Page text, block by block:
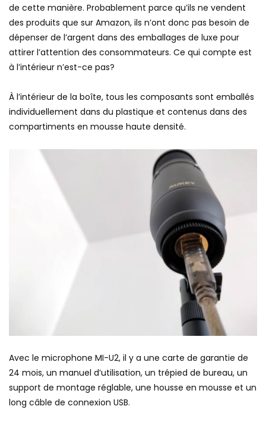
de cette manière. Probablement parce qu’ils ne vendent
des produits que sur Amazon, ils n’ont donc pas besoin de
dépenser de l’argent dans des emballages de luxe pour
attirer l’attention des consommateurs. Ce qui compte est
à l’intérieur n’est-ce pas?
À l’intérieur de la boîte, tous les composants sont emballés
individuellement dans du plastique et contenus dans des
compartiments en mousse haute densité.
Avec le microphone MI-U2, il y a une carte de garantie de
24 mois, un manuel d’utilisation, un trépied de bureau, un
support de montage réglable, une housse en mousse et un
long câble de connexion USB.